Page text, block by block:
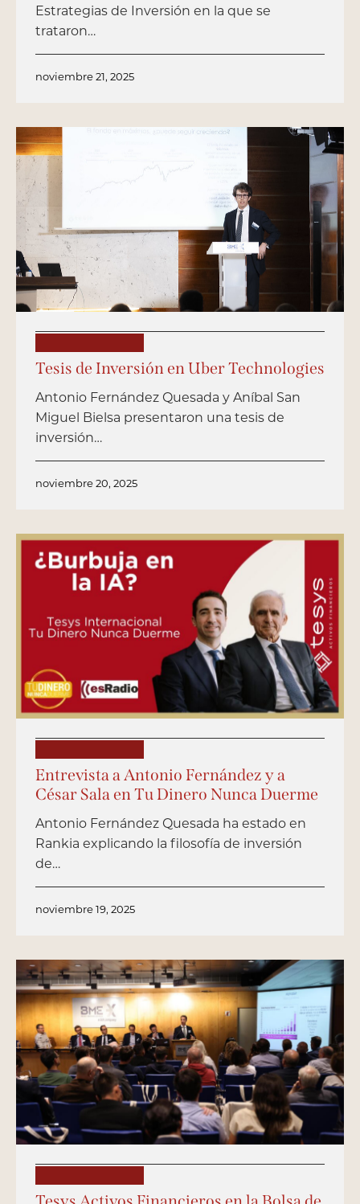
Estrategias de Inversión en la que se
trataron…
noviembre 21, 2025
Tesis de Inversión en Uber Technologies
Antonio Fernández Quesada y Aníbal San
Miguel Bielsa presentaron una tesis de
inversión…
noviembre 20, 2025
Entrevista a Antonio Fernández y a
César Sala en Tu Dinero Nunca Duerme
Antonio Fernández Quesada ha estado en
Rankia explicando la filosofía de inversión
de…
noviembre 19, 2025